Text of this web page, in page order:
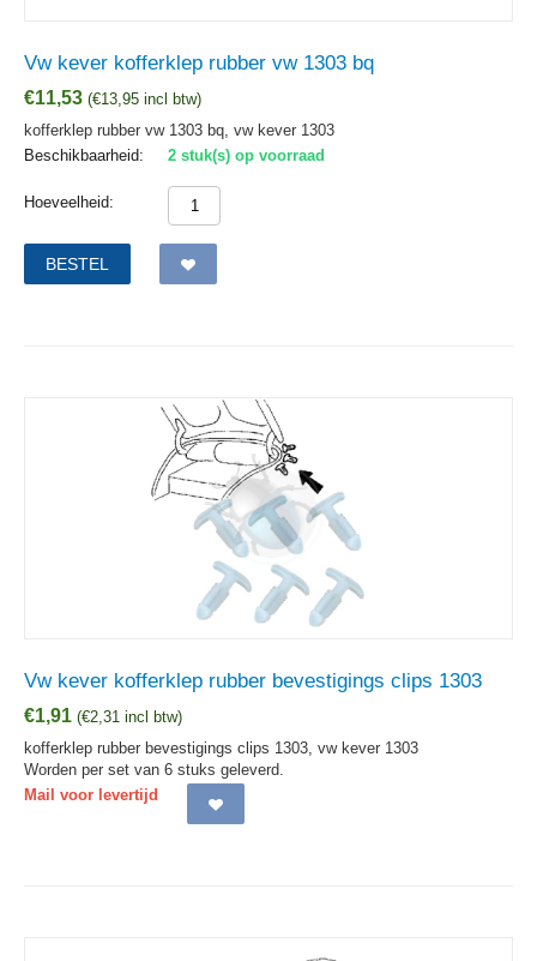
Vw kever kofferklep rubber vw 1303 bq
€11,53 (€13,95 incl btw)
kofferklep rubber vw 1303 bq, vw kever 1303
Beschikbaarheid:
2 stuk(s) op voorraad
Hoeveelheid:
BESTEL
Vw kever kofferklep rubber bevestigings clips 1303
€1,91 (€2,31 incl btw)
kofferklep rubber bevestigings clips 1303, vw kever 1303
Worden per set van 6 stuks geleverd.
Mail voor levertijd